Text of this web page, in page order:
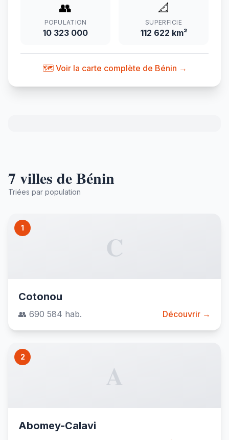
👥
POPULATION
10 323 000
📐
SUPERFICIE
112 622 km²
🗺️ Voir la carte complète de Bénin →
7 villes de Bénin
Triées par population
1
C
Cotonou
👥 690 584 hab. Découvrir →
2
A
Abomey-Calavi